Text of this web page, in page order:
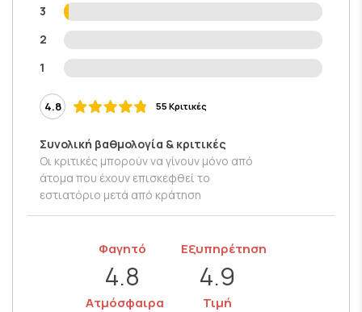
3
2
1
4.8 55 Κριτικές
Συνολική βαθμολογία & κριτικές
Οι κριτικές μπορούν να γίνουν μόνο από
άτομα που έχουν επισκεφθεί το
εστιατόριο μετά από κράτηση
Φαγητό
4.8
Εξυπηρέτηση
4.9
Ατμόσφαιρα Τιμή